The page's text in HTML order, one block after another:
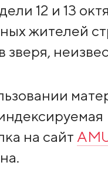
12 и 13
жителей
зверя,
на сайт